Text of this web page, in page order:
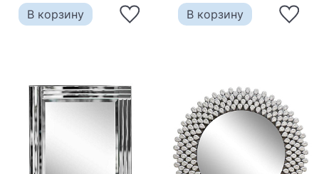
В корзину В корзину